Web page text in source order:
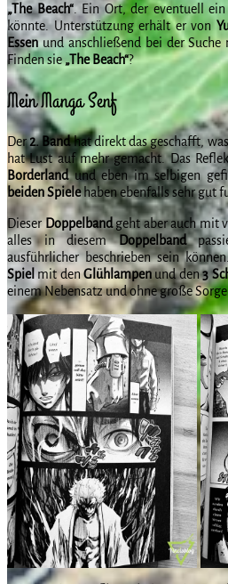
„The Beach“. Ein Ort, der eventuell
könnte. Unterstützung erhält er von
Essenund anschließend bei der Suche
Finden sie„The Beach“?
Mein Manga Senf
Der2. Bandhat direkt das geschafft,
hat Lust auf mehr gemacht. Das
Borderlandund eben im selbigen
beiden Spielehaben ebenfalls sehr gut
DieserDoppelbandgeht aber auch mit
alles in diesemDoppelband
ausführlicher beschrieben sein
Spielmit denGlühlampen und den3
einem Nebensatz und ohne große